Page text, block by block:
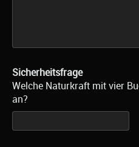
Sicherheitsfrage
Welche Naturkraft mit vier
an?